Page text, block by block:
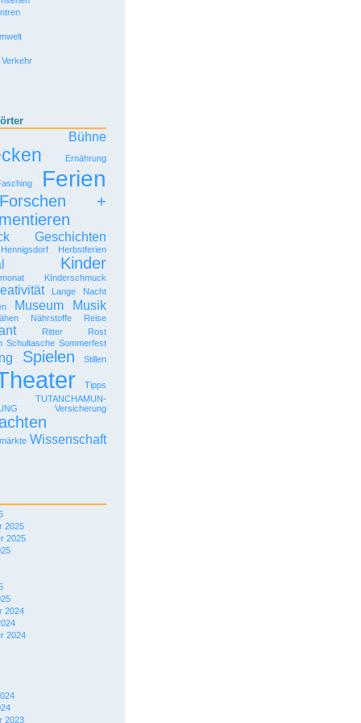
Bühne
Ernährung
Ferien
Forschen +
Geschichten
Hennigsdorf Herbstferien
Kinder
KInderschmuck
Lange Nacht
Museum Musik
Nährstoffe Reise
Ritter Rost
Schultasche Sommerfest
Spielen Stillen
Tipps
TUTANCHAMUN-
Versicherung
Wissenschaft
2025
2025
2024
2024
2023